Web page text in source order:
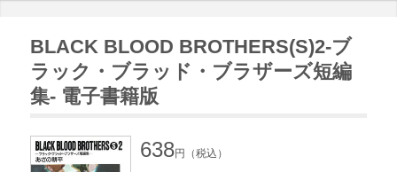
BLACK BLOOD BROTHERS(S)2-ブ
ラック・ブラッド・ブラザーズ短編
集- 電子書籍版
638円（税込）